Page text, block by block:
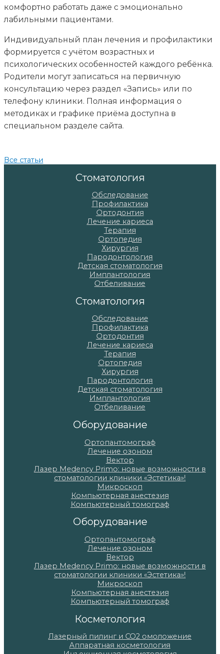
комфортно работать даже с эмоционально
лабильными пациентами.
Индивидуальный план лечения и профилактики
формируется с учётом возрастных и
психологических особенностей каждого ребёнка.
Родители могут записаться на первичную
консультацию через раздел «Запись» или по
телефону клиники. Полная информация о
методиках и графике приёма доступна в
специальном разделе сайта.
Все статьи
Стоматология
Обследование
Профилактика
Ортодонтия
Лечение кариеса
Терапия
Ортопедия
Хирургия
Пародонтология
Детская стоматология
Имплантология
Отбеливание
Стоматология
Обследование
Профилактика
Ортодонтия
Лечение кариеса
Терапия
Ортопедия
Хирургия
Пародонтология
Детская стоматология
Имплантология
Отбеливание
Оборудование
Ортопантомограф
Лечение озоном
Вектор
Лазер Medency Primo: новые возможности в
стоматологии клиники «Эстетика»!
Микроскоп
Компьютерная анестезия
Компьютерный томограф
Оборудование
Ортопантомограф
Лечение озоном
Вектор
Лазер Medency Primo: новые возможности в
стоматологии клиники «Эстетика»!
Микроскоп
Компьютерная анестезия
Компьютерный томограф
Косметология
Лазерный пилинг и СО2 омоложение
Аппаратная косметология